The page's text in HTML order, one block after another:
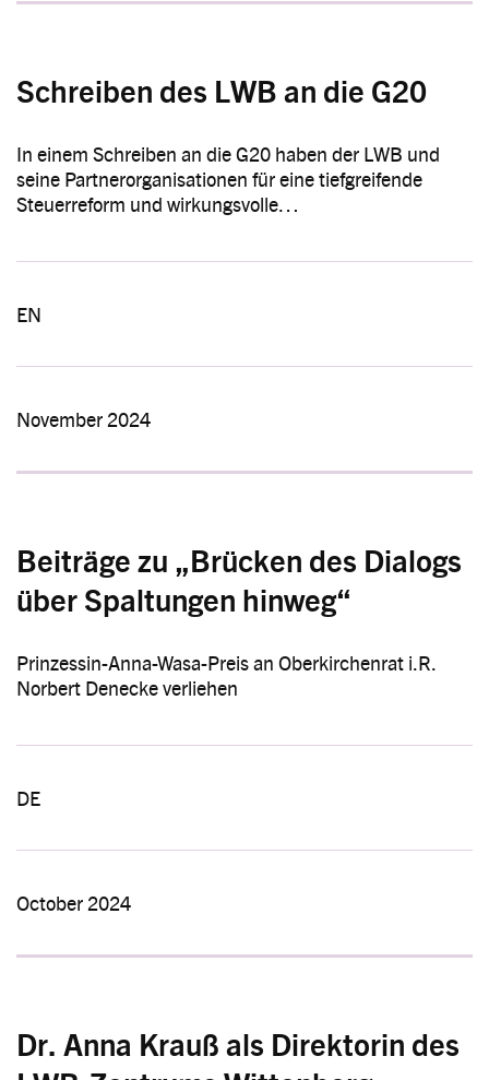
Schreiben des LWB an die G20
In einem Schreiben an die G20 haben der LWB und
seine Partnerorganisationen für eine tiefgreifende
Steuerreform und wirkungsvolle…
EN
November 2024
Beiträge zu „Brücken des Dialogs
über Spaltungen hinweg“
Prinzessin-Anna-Wasa-Preis an Oberkirchenrat i.R.
Norbert Denecke verliehen
DE
October 2024
Dr. Anna Krauß als Direktorin des